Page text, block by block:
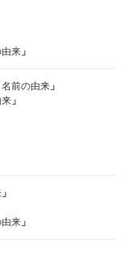
来 」
前の由来 」
」
」
来 」